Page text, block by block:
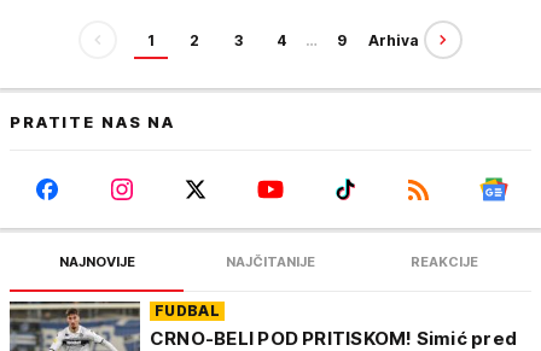
1 2 3 4 … 9 Arhiva
PRATITE NAS NA
NAJNOVIJE NAJČITANIJE REAKCIJE
FUDBAL
CRNO-BELI POD PRITISKOM! Simić pred